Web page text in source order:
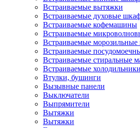
Встраиваемые вытяжки
Встраиваемые духовые
Встраиваемые кофемашины
Встраиваемые
Встраиваемые морозильные
Встраиваемые
Встраиваемые стиральные
Встраиваемые холодильники
Втулки, бушинги
Вызывные панели
Выключатели
Выпрямители
Вытяжки
Вытяжки